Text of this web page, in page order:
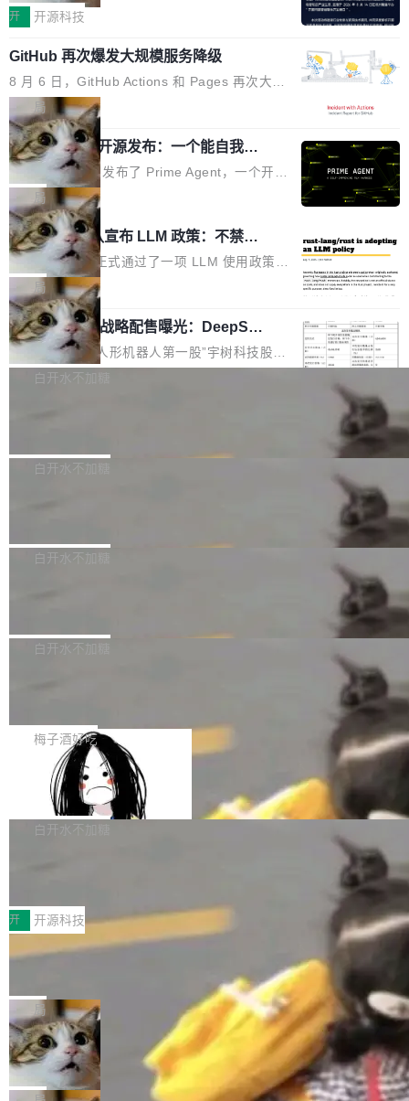
度宣传的。」 这才是真正的痛点。不是所有论文
都有问题，是最吸引眼球的那批论文最有问题。
他引用的帖子来自 Mathew Shen，一位 ICLR 2
026 的读者：「看了篇 ...
认为现代 AI 领域最重要的三个开源项目。 第一
理由很具体。FA 系列不需要解释，但 FA2 是他
认为最重要的一个——复杂度恰到好处，刚好能
驱动你去学 CuTe，但还没被那些"邪恶的" Hopp
er++ 优化所淹没，足够容易修改和适配。 更关
键的是 FA2 的持久性...
单点设备迈向智能化、网联化、协同化发展。作
鸿蒙通过统一技术底座和分布式能力，为不同类
型智能设备的开发、连接与互联提供关键支撑，
也为产业链企业探索产品创新与商业增长打开新
的空间。 8月14日，开源鸿蒙智能硬件开发者日
（OHDD：OpenHarmony Hardware Develope
r Day）将在杭州启航。活动面向智能硬件产业
链企业和开发者，邀请行业专家与资深技术顾
问，围绕开源鸿蒙技术能力、设备适配、芯片适
配、功耗与稳定性调优、兼容性测评及统一互联
等内容展开系统讲解和实战交流，帮助企业进一
步了解开源鸿蒙在智能...
开 开源科技
GitHub 再次爆发大规模服务降级
8 月 6 日，GitHub Actions 和 Pages 再次大规
模服务降级，Actions 完全不可用超过 5 小时，
webhook 停发，连自托管 runner 也因调度层故
障无法工作。Pages、Copilot code review、C
opilot coding agent 全部受影响。从检测到完全
恢复，大约 12 小时。 这是 2026 年 8 月的第六
起事故，其中四起与 AI/Copilot 服务相关。 Git
Hub 员工 kdaigle 在 HN 讨论中贴出了一组数
据：2025 年全年 10 亿次 commit。现在，每周
2.75 亿次，全年预计 140 亿次。GitHub...
局
Prime Agent 开源发布：一个能自我改
进的编程 Agent，ARC-AGI 3 超越人类
专家基线
Prime Intellect 发布了 Prime Agent，一个开源
的编程 Agent Harness，核心设计围绕两个抽
象：Recursive Language Model（RLM）和 C
ontinual Harness。在 ARC-AGI 3 基准测试
上，Prime Agent + Opus 5 的组合达到了 95.
5% RHAE Best@1，超过了 ARC 报告的人类专
家基线 95.4%。 不是又一个 coding agent 包装
器 Prime Agent 的架构和市面上大多数 coding
agent 有本质区别。大多数 agent harness 的设
计是基于早期模型的能力—...
局
Rust 项目团队宣布 LLM 政策：不禁
止，但你要承认哪些代码不是你写的
Rust 语言项目正式通过了一项 LLM 使用政策，
覆盖 rust-lang/rust 单一仓库的代码贡献。这不
是项目级别的官方立场，目前由五个团队采纳，
但它可能是主流开源项目中关于 AI 辅助贡献最
细致的一份规则。 政策的核心只有一句话：LLM
可以用来分析、提炼、审阅、建议，但不能用来
不得生成涉及安全性的关键变更，除非作者本身
局
宇树科技 IPO 战略配售曝光：DeepSe
ek 获配 93.3 万股，锁定 36 个月
8月6日晚间，“人形机器人第一股”宇树科技股份
有限公司披露IPO发行价格及战略配售结果，杭
36个月。 公告显示，本次宇树科技战略配售对
员工参与设立的专项资产管理计划。其中，Dee
获配9...
白开水不加糖
Bug fixes and enhancements 修复多次传递同
一个回归问题，该问题导致拉取镜像时会拒绝包
题，该问题可能导致在旧版 Linux 内核...
白开水不加糖
e 孵化器项目管理委员会（IPMC）投票中获得
P）！这一里程碑不仅标志着 Fluss 迈入新的发
白开水不加糖
长期停止内容更新，未能实现其作为“AI版维基百
提交的编辑请求也长期处于待处理状态。 Groki
pedia 于去年底上线，定位为由人工智能生成内
容的百科平台，被马斯克视为传统众包百科网站
维基百科的替代方案。Lawfare 调查发现，无论
热门页面还是低关注度页面，均未出现近期更
白开水不加糖
是这样的：配 MessageSource 的 Bean、写 R
eloadableResourceBundleMessageSource、
声明 LocaleResolver、注册 LocaleChangeInt
erceptor…五六步之后才能看到第一行翻译文
本。 Solon 换了个方式。整个 i18n 模块围绕三
梅子酒好吃
Apache Doris 4.1 全面增强 Iceberg：
支持 UPDATE、MERGE INTO 与 Iceb
erg V3
Apache Doris 4.1 要补齐的，正是缺失的那一
半。在已有查询能力的基础上，Doris 进一步支
常维护操作，并完整支持 Iceberg V3 格式。
白开水不加糖
村国家自主创新示范区会议中心开幕。本届大会
由中关村智联软件服务业质量创新联盟主办，以
“智构可信·质创未来——AI原生时代的质量新范
式”为主题，直面AI从实验室走向规模化产业落地
的核心质量命题。会上，《2026智能研发生产力
工具选型手册》发布，Testin云测的Testin XAge
nt智能测试系统入选AI测试领域代表产品。对CI
O而言，这提示了一个转变：AI测试正在从效率
工具升级为企业的质量基础设施。 CIO面对的新
开 开源科技
让非法状态不可表示：一篇关于 ADT
有一种东西，一旦用过就回不去了。Alex Fedos
eev 管它叫"软件设计的基石"。 他说的东西不新
鲜——代数数据类型（ADT），尤其是和类型
（sum type）。但他说清楚了一件事：这不是类
型系统的学术体操，是日常编码的思维方式。 文
章从一个简单的例子切入。一个网站的深色主题
局
Cloudflare 开源内部企业 AI 平台 Clou
dflare OS
Cloudflare 发布了一个开源项目 Cloudflare O
S。如果你只看官方博客，你会觉得这是又一